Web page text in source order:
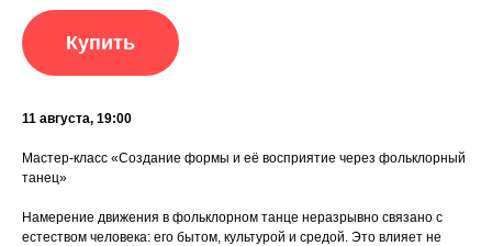
Купить
11 августа, 19:00
Мастер-класс «Создание формы и её восприятие через фольклорный
танец»
Намерение движения в фольклорном танце неразрывно связано с
естеством человека: его бытом, культурой и средой. Это влияет не